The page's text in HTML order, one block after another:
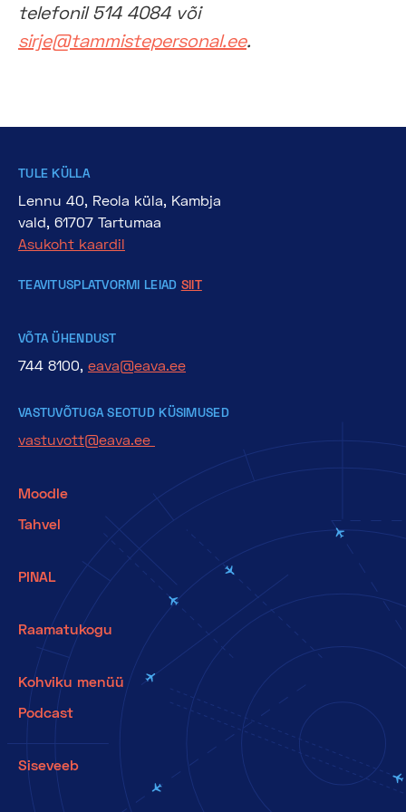
telefonil 514 4084 või
sirje@tammistepersonal.ee.
TULE KÜLLA
Lennu 40, Reola küla, Kambja
vald, 61707 Tartumaa
Asukoht kaardil
TEAVITUSPLATVORMI LEIAD SIIT
VÕTA ÜHENDUST
744 8100, eava@eava.ee
VASTUVÕTUGA SEOTUD KÜSIMUSED
vastuvott@eava.ee
Moodle
Tahvel
PINAL
Raamatukogu
Kohviku menüü
Podcast
Siseveeb